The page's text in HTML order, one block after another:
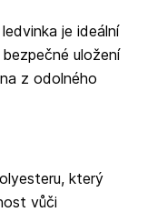
je ideální
uložení
z odolného
který
vůči